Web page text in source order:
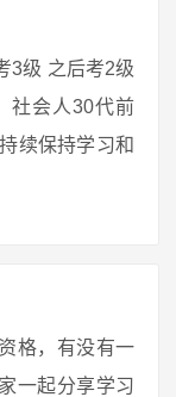
3级 之后考2级
社会人30代前
续保持学习和
格，有没有一
一起分享学习